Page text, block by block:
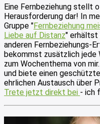
Eine Fernbeziehung stellt
Herausforderung dar! In
Gruppe "Fernbeziehung
Liebe auf Distanz" erhältst
anderen Fernbeziehungs-
bekommst zusätzlich jede
zum Wochenthema von
und biete einen
ehrlichen Austausch über
Trete jetzt direkt bei - ich